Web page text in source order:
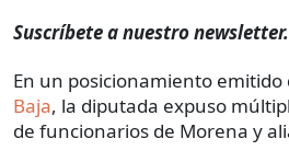
Suscríbete a nuestro newsletter.
En un posicionamiento emitido
Baja, la diputada expuso
de funcionarios de Morena y